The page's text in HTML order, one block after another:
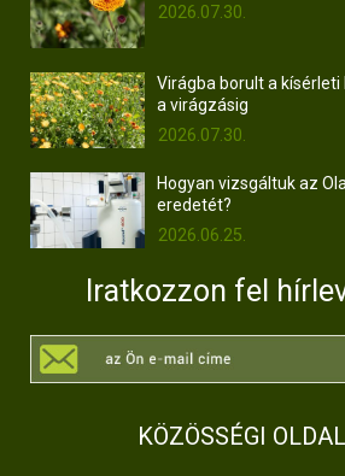
2026.07.30.
Virágba borult a
a virágzásig
2026.07.30.
Hogyan vizsgáltuk az
eredetét?
2026.06.25.
Iratkozzon fel
KÖZÖSSÉGI